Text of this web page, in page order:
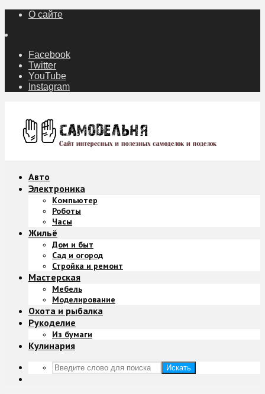
О сайте
Facebook
Twitter
YouTube
Instagram
Авто
Электроника
Компьютер
Роботы
Часы
Жильё
Дом и быт
Сад и огород
Стройка и ремонт
Мастерская
Мебель
Моделирование
Охота и рыбалка
Рукоделие
Из бумаги
Кулинария
Искать